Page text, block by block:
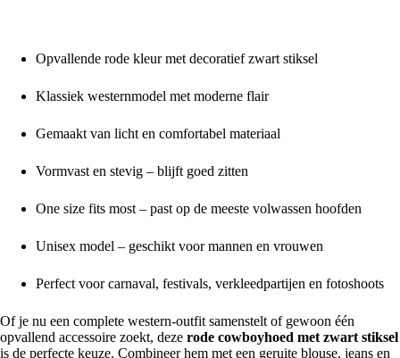
Opvallende rode kleur met decoratief zwart stiksel
Klassiek westernmodel met moderne flair
Gemaakt van licht en comfortabel materiaal
Vormvast en stevig – blijft goed zitten
One size fits most – past op de meeste volwassen hoofden
Unisex model – geschikt voor mannen en vrouwen
Perfect voor carnaval, festivals, verkleedpartijen en fotoshoots
Of je nu een complete western-outfit samenstelt of gewoon één
opvallend accessoire zoekt, deze rode cowboyhoed met zwart stiksel
is de perfecte keuze. Combineer hem met een geruite blouse, jeans en